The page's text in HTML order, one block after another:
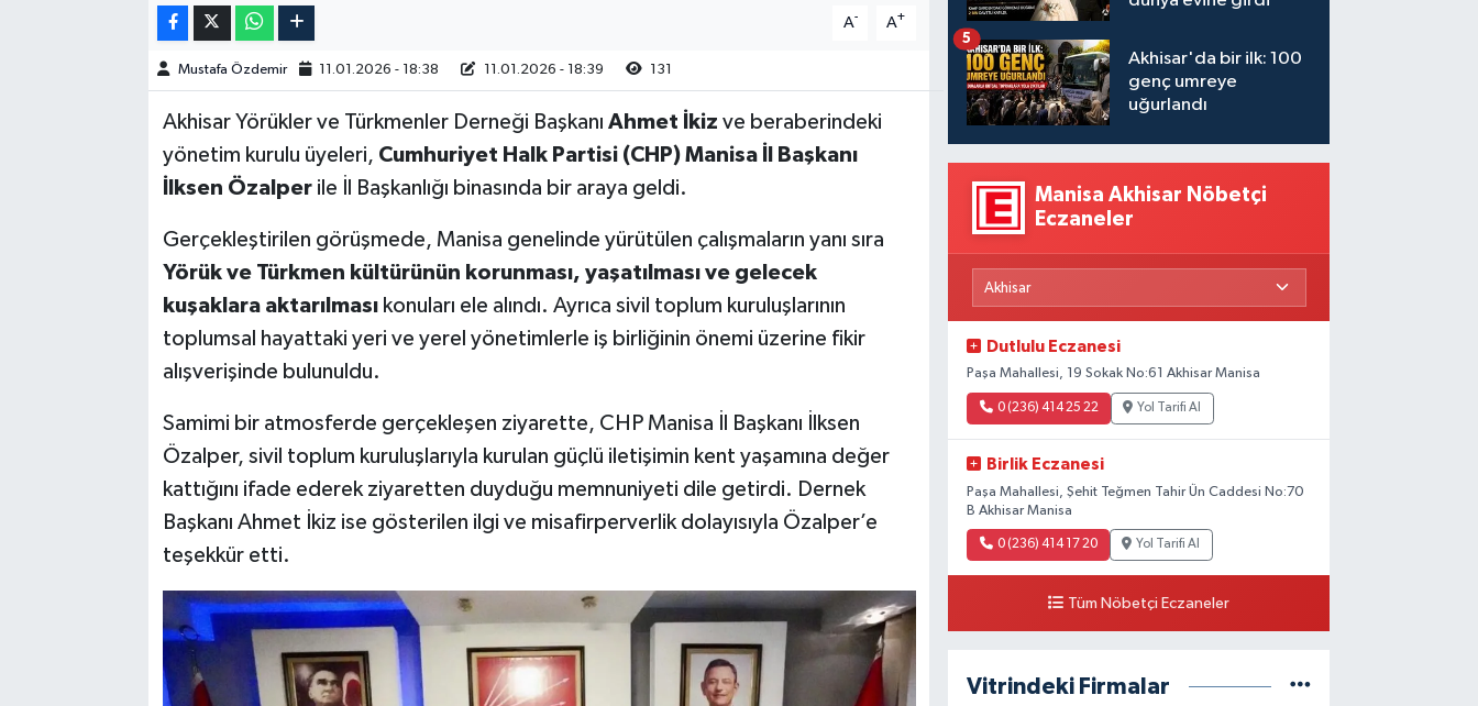
A- A+
Mustafa Özdemir 11.01.2026 - 18:38 11.01.2026 - 18:39 131
Akhisar Yörükler ve Türkmenler Derneği Başkanı Ahmet İkiz ve beraberindeki
yönetim kurulu üyeleri, Cumhuriyet Halk Partisi (CHP) Manisa İl Başkanı
İlksen Özalperile İl Başkanlığı binasında bir araya geldi.
Gerçekleştirilen görüşmede, Manisa genelinde yürütülen çalışmaların yanı sıra
Yörük ve Türkmen kültürünün korunması, yaşatılması ve gelecek
kuşaklara aktarılmasıkonuları ele alındı. Ayrıca sivil toplum kuruluşlarının
toplumsal hayattaki yeri ve yerel yönetimlerle iş birliğinin önemi üzerine fikir
alışverişinde bulunuldu.
Samimi bir atmosferde gerçekleşen ziyarette, CHP Manisa İl Başkanı İlksen
Özalper, sivil toplum kuruluşlarıyla kurulan güçlü iletişimin kent yaşamına değer
kattığını ifade ederek ziyaretten duyduğu memnuniyeti dile getirdi. Dernek
Başkanı Ahmet İkiz ise gösterilen ilgi ve misafirperverlik dolayısıyla Özalper’e
teşekkür etti.
Akhisar'da bir ilk: 100
genç umreye
uğurlandı
5
Manisa Akhisar Nöbetçi
Eczaneler
Dutlulu Eczanesi
Paşa Mahallesi, 19 Sokak No:61 Akhisar Manisa
0 (236) 414 25 22 Yol Tarifi Al
Birlik Eczanesi
Paşa Mahallesi, Şehit Teğmen Tahir Ün Caddesi No:70
B Akhisar Manisa
0 (236) 414 17 20 Yol Tarifi Al
Tüm Nöbetçi Eczaneler
Vitrindeki Firmalar